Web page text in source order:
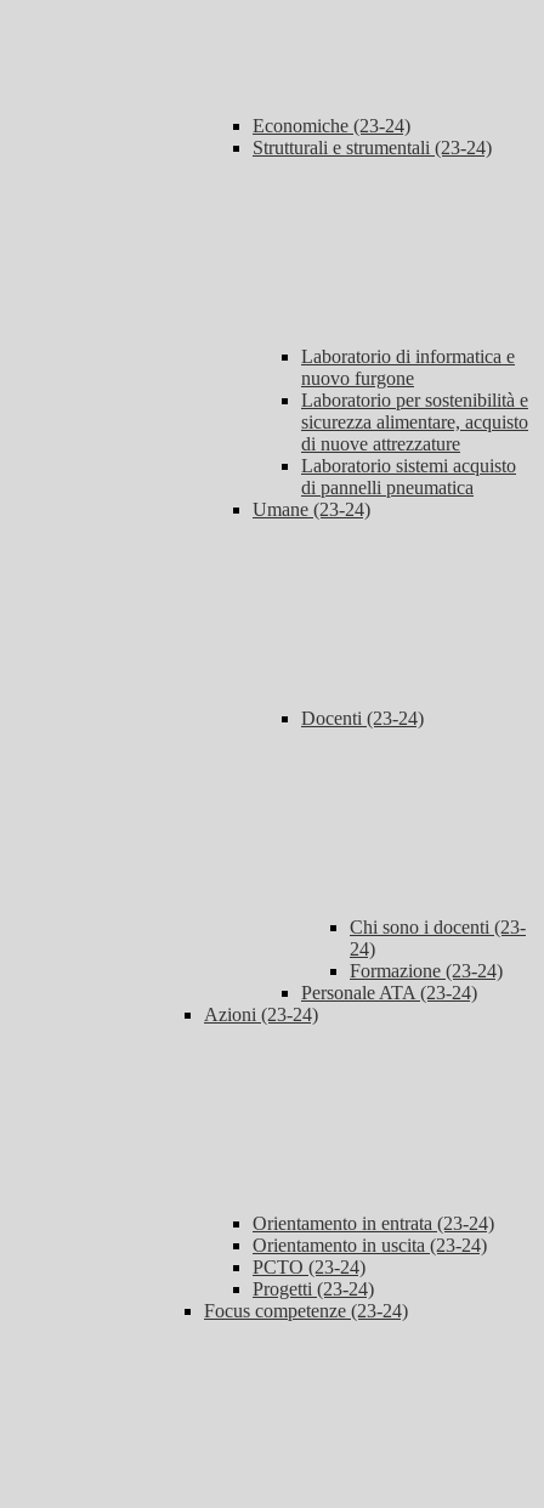
Economiche (23-24)
Strutturali e strumentali (23-24)
Laboratorio di informatica e
nuovo furgone
Laboratorio per sostenibilità e
sicurezza alimentare, acquisto
di nuove attrezzature
Laboratorio sistemi acquisto
di pannelli pneumatica
Umane (23-24)
Docenti (23-24)
Chi sono i docenti (23-
24)
Formazione (23-24)
Personale ATA (23-24)
Azioni (23-24)
Orientamento in entrata (23-24)
Orientamento in uscita (23-24)
PCTO (23-24)
Progetti (23-24)
Focus competenze (23-24)